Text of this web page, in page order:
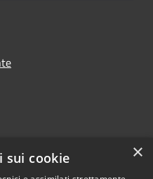
×
sui cookie